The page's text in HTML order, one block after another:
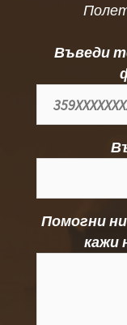
Въведи
Помогни
кажи